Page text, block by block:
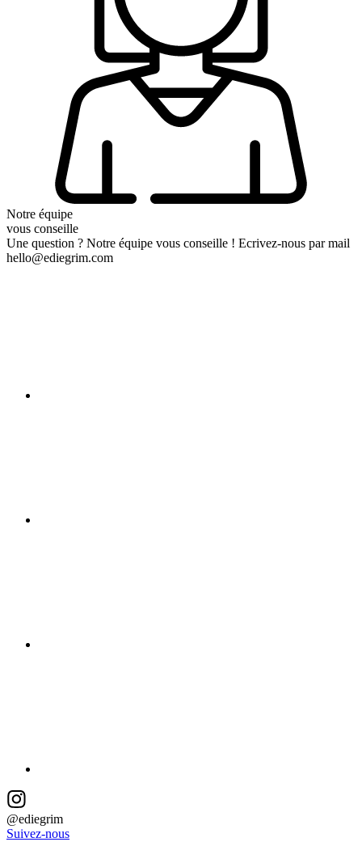
Notre équipe
vous conseille
Une question ? Notre équipe vous conseille ! Ecrivez-nous par mail
hello@ediegrim.com
@ediegrim
Suivez-nous